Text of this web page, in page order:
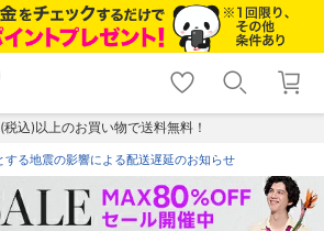
shopping_cart lock_outline
ログイン
込)以上のお買い物で送料無料！
する地震の影響による配送遅延のお知らせ